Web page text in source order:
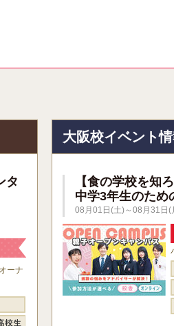
タ
ーナ
大阪校イベント
【食の学校を知ろ
中学3年生のため
08月01日(土)～08月31日(